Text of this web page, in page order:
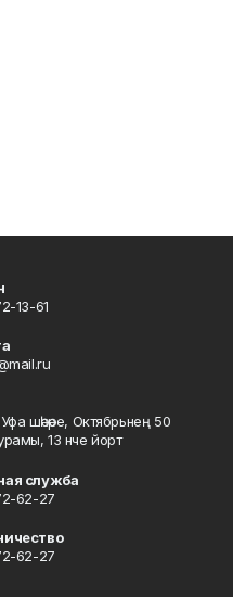
13-61
шәһәре, Октябрьнең 50
13 нче йорт
служба
62-27
62-27